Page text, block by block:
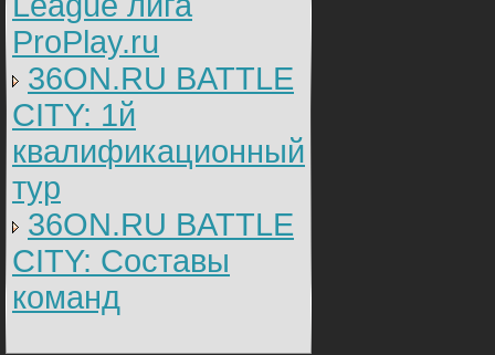
ProPlay.ru
36ON.RU BATTLE
CITY: 1й
квалификационный
тур
36ON.RU BATTLE
CITY: Составы
команд